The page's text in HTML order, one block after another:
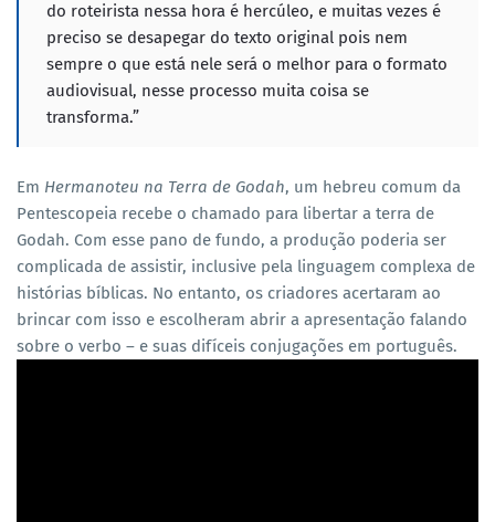
do roteirista nessa hora é hercúleo, e muitas vezes é
preciso se desapegar do texto original pois nem
sempre o que está nele será o melhor para o formato
audiovisual, nesse processo muita coisa se
transforma.”
Em Hermanoteu na Terra de Godah, um hebreu comum da
Pentescopeia recebe o chamado para libertar a terra de
Godah. Com esse pano de fundo, a produção poderia ser
complicada de assistir, inclusive pela linguagem complexa de
histórias bíblicas. No entanto, os criadores acertaram ao
brincar com isso e escolheram abrir a apresentação falando
sobre o verbo – e suas difíceis conjugações em português.